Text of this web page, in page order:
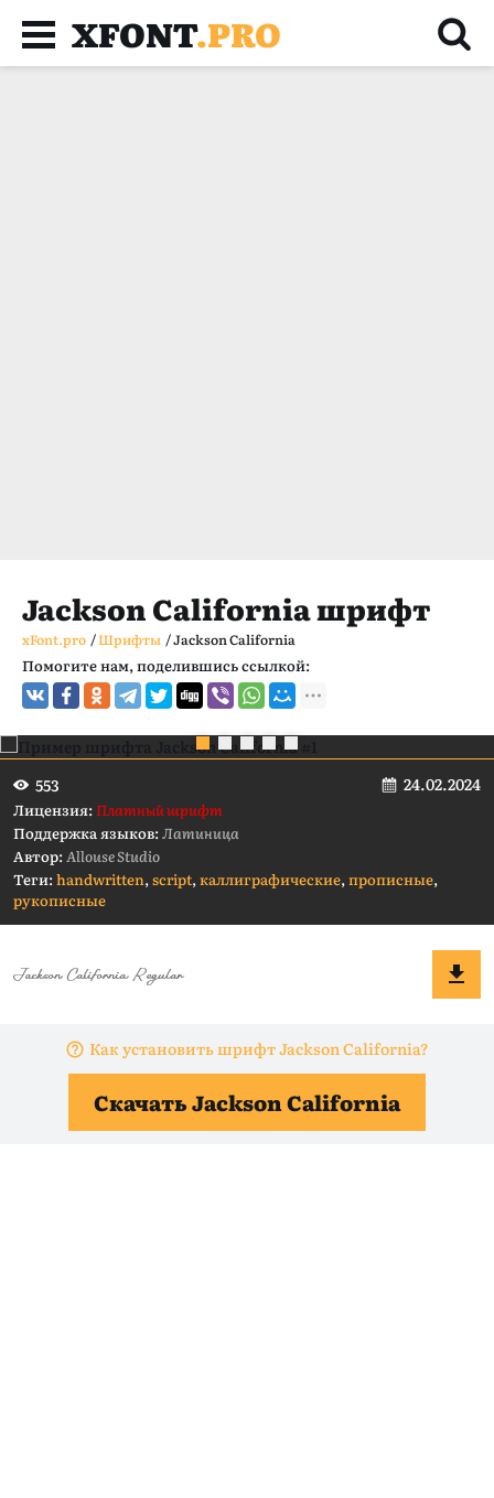
XFONT.PRO
Jackson California шрифт
xFont.pro /Шрифты /Jackson California
Помогите нам, поделившись ссылкой:
553 24.02.2024
Лицензия:Платный шрифт
Поддержка языков:Латиница
Автор:Allouse Studio
Теги:handwritten,script,каллиграфические,прописные,
рукописные
Как установить шрифт Jackson California?
Скачать Jackson California